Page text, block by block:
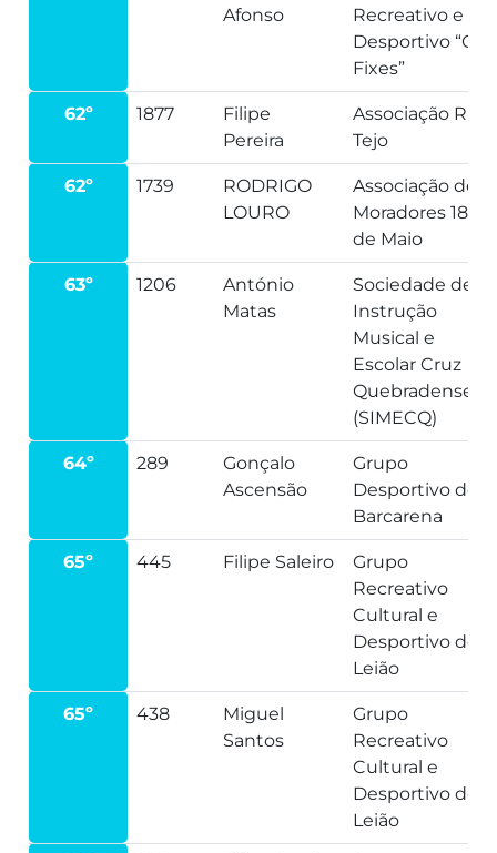
Afonso
Recreativo e
Desportivo “Os
Fixes”
62º 1877
Filipe
Pereira
Associação Run
Tejo
62º 1739
RODRIGO
LOURO
Associação de
Moradores 18
de Maio
63º 1206
António
Matas
Sociedade de
Instrução
Musical e
Escolar Cruz
Quebradense
(SIMECQ)
64º 289
Gonçalo
Ascensão
Grupo
Desportivo de
Barcarena
65º 445 Filipe Saleiro
Grupo
Recreativo
Cultural e
Desportivo de
Leião
65º 438
Miguel
Santos
Grupo
Recreativo
Cultural e
Desportivo de
Leião